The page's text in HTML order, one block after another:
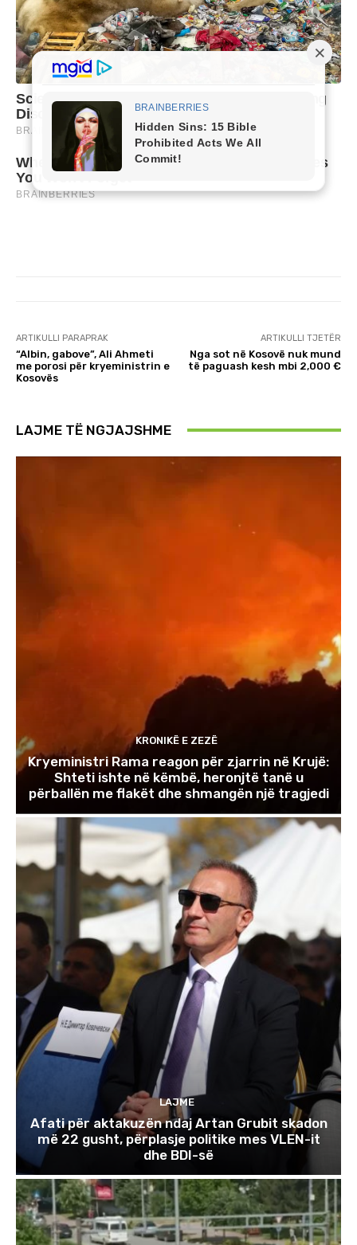
ARTIKULLI PARAPRAK
“Albin, gabove”, Ali Ahmeti
me porosi për kryeministrin e
Kosovës
ARTIKULLI TJETËR
Nga sot në Kosovë nuk mund
të paguash kesh mbi 2,000 €
LAJME TË NGJAJSHME
KRONIKË E ZEZË
Kryeministri Rama reagon për zjarrin në Krujë:
Shteti ishte në këmbë, heronjtë tanë u
përballën me flakët dhe shmangën një tragjedi
LAJME
Afati për aktakuzën ndaj Artan Grubit skadon
më 22 gusht, përplasje politike mes VLEN-it
dhe BDI-së